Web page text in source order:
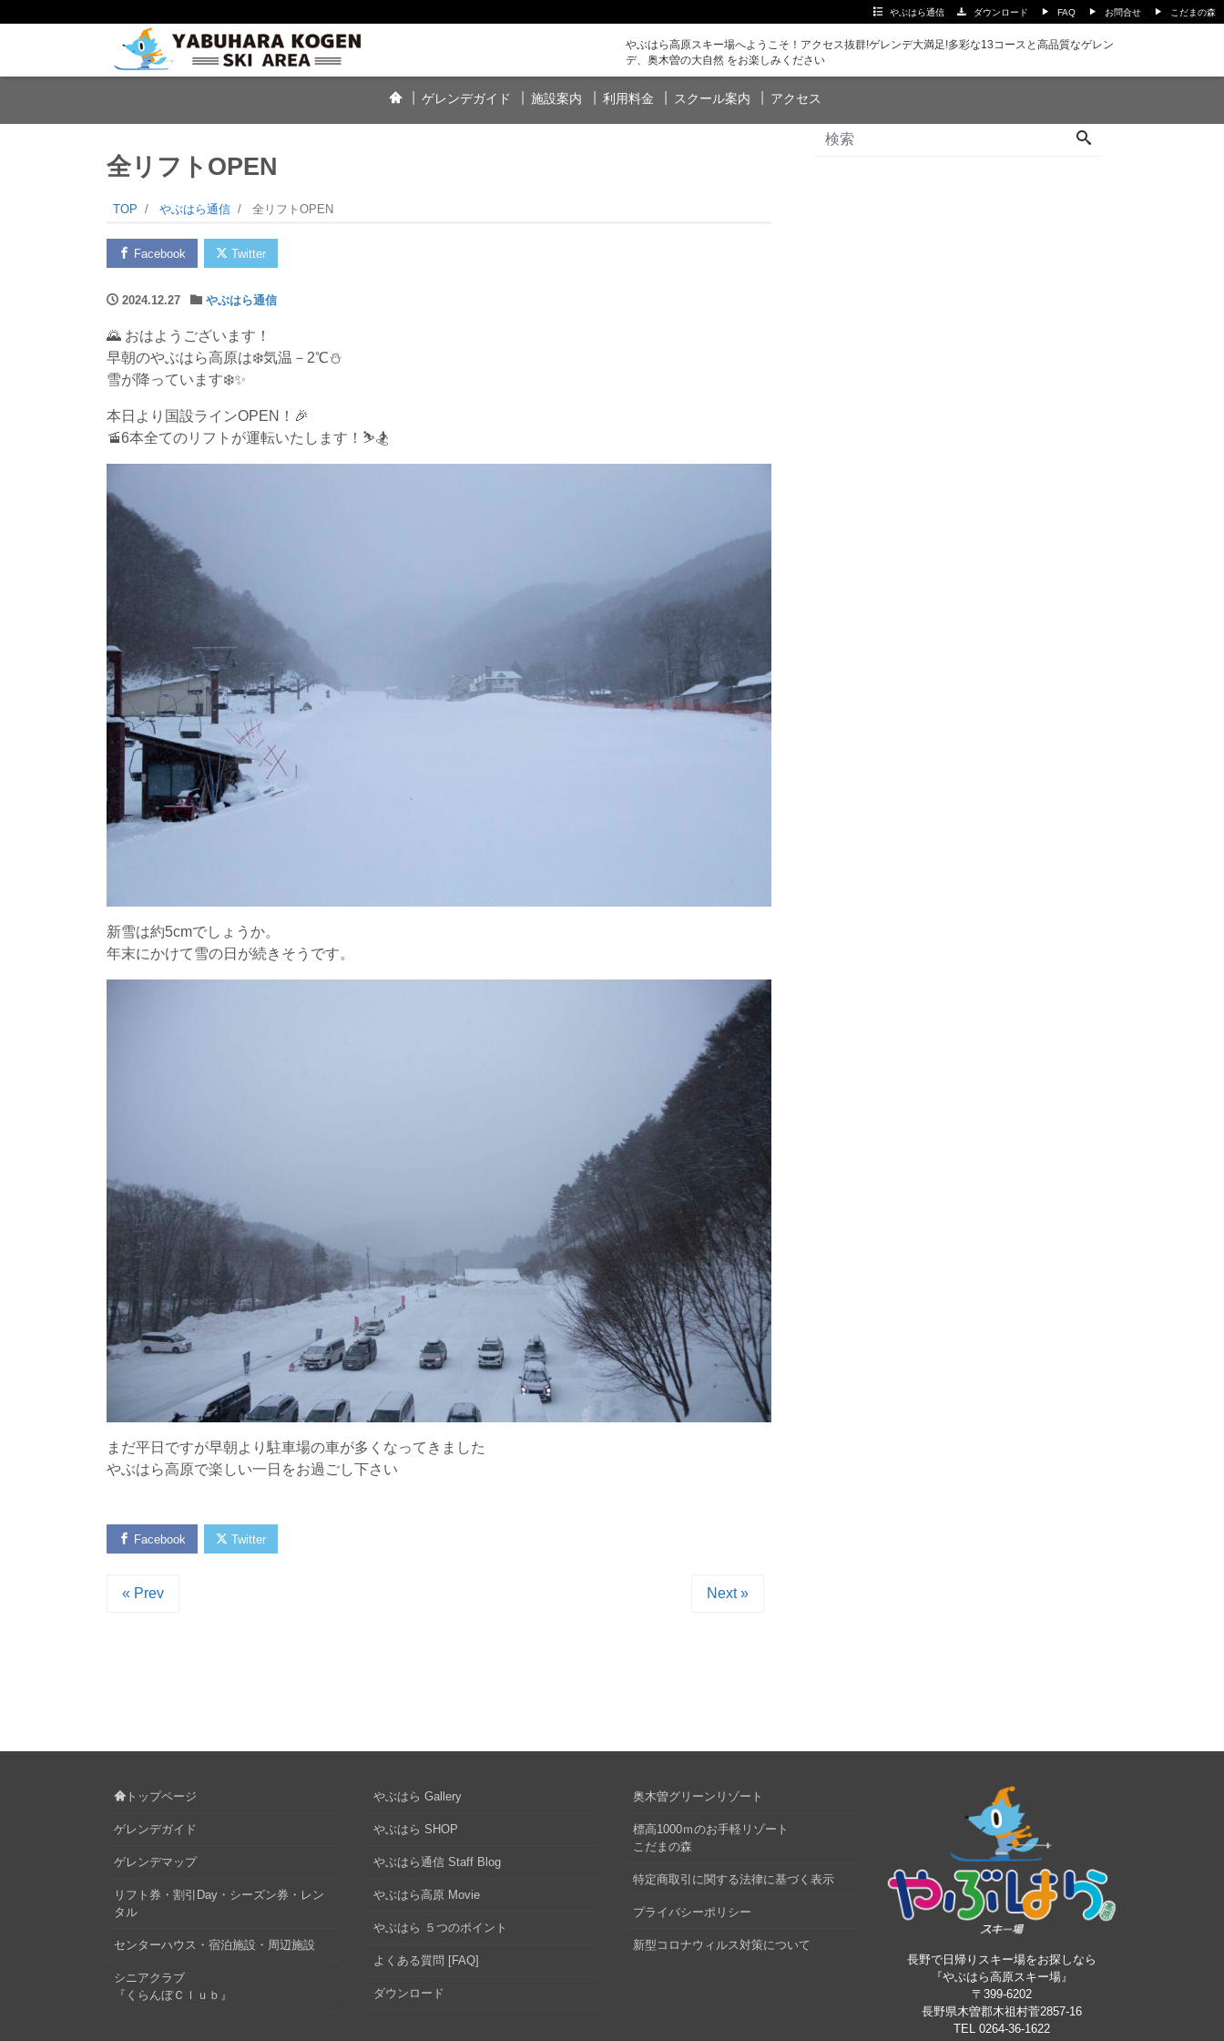
やぶはら通信 ダウンロード FAQ お問合せ こだまの森
やぶはら高原スキー場へようこそ！アクセス抜群!ゲレンデ大満足!多彩な13コースと高品質なゲレン
デ、奥木曽の大自然 をお楽しみください
ゲレンデガイド 施設案内 利用料金 スクール案内 アクセス
全リフトOPEN
TOP やぶはら通信 全リフトOPEN
Facebook Twitter
2024.12.27 やぶはら通信
🌄 おはようございます！
早朝のやぶはら高原は❄️気温－2℃⛄
雪が降っています❄️✨
本日より国設ラインOPEN！🎉
🚡6本全てのリフトが運転いたします！⛷️🏂
新雪は約5cmでしょうか。
年末にかけて雪の日が続きそうです。
まだ平日ですが早朝より駐車場の車が多くなってきました
やぶはら高原で楽しい一日をお過ごし下さい
Facebook Twitter
« Prev Next »
トップページ
ゲレンデガイド
ゲレンデマップ
リフト券・割引Day・シーズン券・レン
タル
センターハウス・宿泊施設・周辺施設
シニアクラブ
『くらんぼＣｌｕｂ』
やぶはら Gallery
やぶはら SHOP
やぶはら通信 Staff Blog
やぶはら高原 Movie
やぶはら ５つのポイント
よくある質問 [FAQ]
ダウンロード
奥木曽グリーンリゾート
標高1000ｍのお手軽リゾート
こだまの森
特定商取引に関する法律に基づく表示
プライバシーポリシー
新型コロナウィルス対策について
長野で日帰りスキー場をお探しなら
『やぶはら高原スキー場』
〒399-6202
長野県木曽郡木祖村菅2857-16
TEL 0264-36-1622